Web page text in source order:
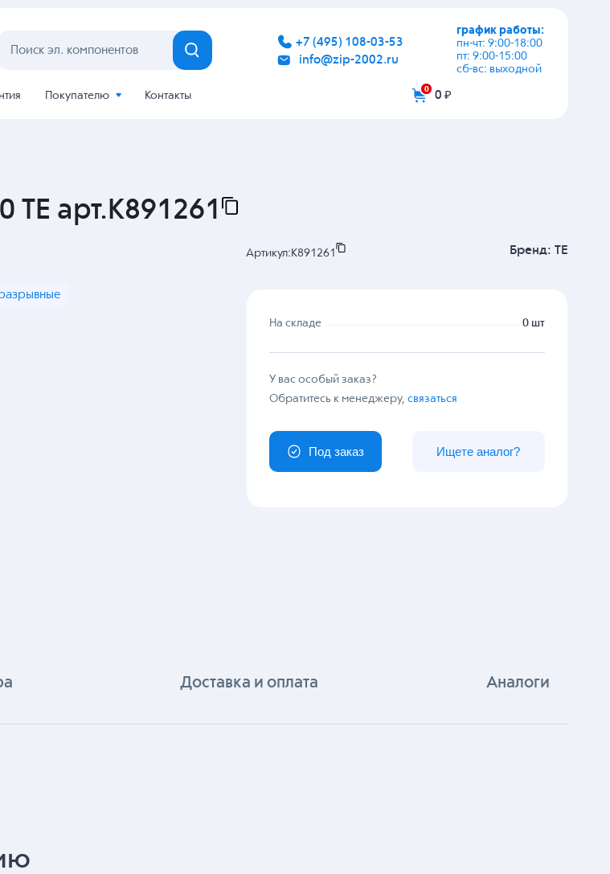
+7 (495) 108-03-53
info@zip-2002.ru
график работы:
пн-чт: 9:00-18:00
пт: 9:00-15:00
сб-вс: выходной
Покупателю Контакты
0 0 ₽
арт.K891261
Артикул: K891261 Бренд: TE
На складе 0 шт
У вас особый заказ?
Обратитесь к менеджеру,связаться
Под заказ Ищете аналог?
Доставка и оплата Аналоги